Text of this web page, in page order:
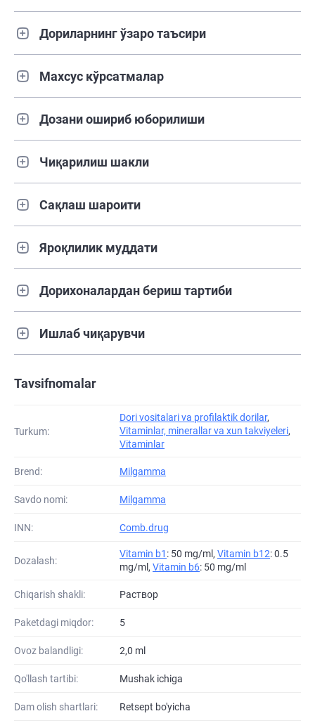
Дориларнинг ўзаро таъсири
Махсус кўрсатмалар
Дозани ошириб юборилиши
Чиқарилиш шакли
Сақлаш шароити
Яроқлилик муддати
Дорихоналардан бериш тартиби
Ишлаб чиқарувчи
Tavsifnomalar
Turkum:
Dori vositalari va profilaktik dorilar,
Vitaminlar, minerallar va xun takviyeleri,
Vitaminlar
Brend: Milgamma
Savdo nomi: Milgamma
INN: Comb.drug
Dozalash:
Vitamin b1 : 50 mg/ml, Vitamin b12: 0.5
mg/ml, Vitamin b6: 50 mg/ml
Chiqarish shakli: Раствор
Paketdagi miqdor: 5
Ovoz balandligi: 2,0 ml
Qo'llash tartibi: Mushak ichiga
Dam olish shartlari: Retsept bo'yicha